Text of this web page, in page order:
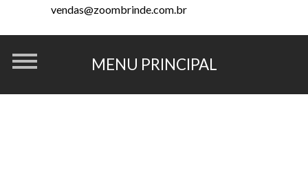
vendas@zoombrinde.com.br